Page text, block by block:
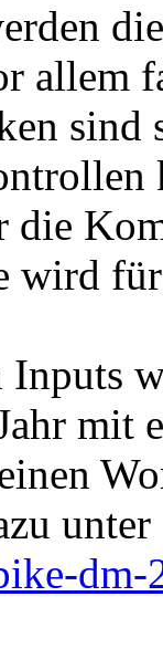
allem
sind
die
wird
mit
dm-